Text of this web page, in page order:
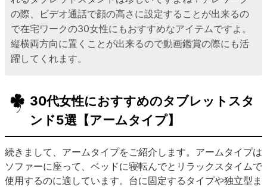
の際、ビデオ通話で顔の高さに設定することが出来るの
で在宅ワークの30女性にもおすすめなアイテムですよ。
縦横両方向に置くことが出来るので動画鑑賞の際にも活
躍してくれます。
30代女性におすすめのタブレットスタ
ンド5選【アームタイプ】
続きまして、アームタイプをご紹介します。アームタイプは
ソファーに座って、ベッドに寝転んでとリラックスタイムで
使用するのに適しています。台に固定するタイプや独立型ま